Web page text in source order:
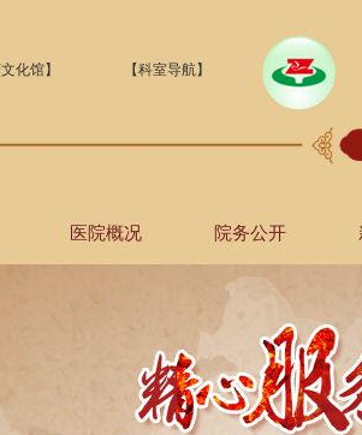
化馆】 【科室导航】
医院概况 院务公开